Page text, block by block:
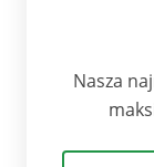
Nasza